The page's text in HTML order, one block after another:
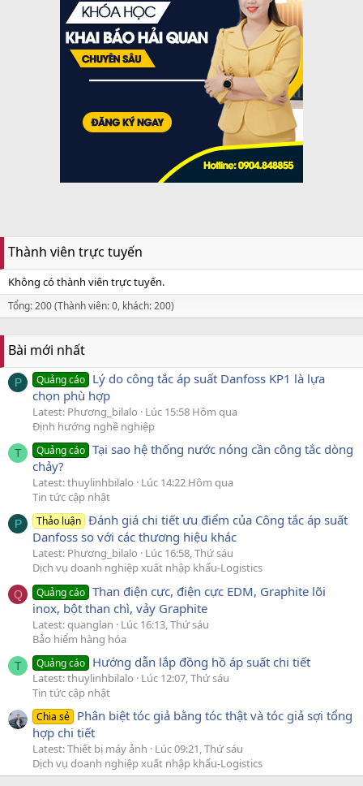
Thành viên trực tuyến
Không có thành viên trực tuyến.
Tổng: 200 (Thành viên: 0, khách: 200)
Bài mới nhất
P Quảng cáo Lý do công tắc áp suất Danfoss KP1 là lựa
chọn phù hợp
Latest: Phương_bilalo
Lúc 15:58 Hôm qua
Định hướng nghề nghiệp
T Quảng cáo Tại sao hệ thống nước nóng cần công tắc dòng
chảy?
Latest: thuylinhbilalo
Lúc 14:22 Hôm qua
Tin tức cập nhật
P Thảo luận Đánh giá chi tiết ưu điểm của Công tắc áp suất
Danfoss so với các thương hiệu khác
Latest: Phương_bilalo
Lúc 16:58, Thứ sáu
Dịch vụ doanh nghiệp xuất nhập khẩu-Logistics
Q Quảng cáo Than điện cực, điện cực EDM, Graphite lõi
inox, bột than chì, vảy Graphite
Latest: quanglan
Lúc 16:13, Thứ sáu
Bảo hiểm hàng hóa
T Quảng cáo Hướng dẫn lắp đồng hồ áp suất chi tiết
Latest: thuylinhbilalo
Lúc 12:07, Thứ sáu
Tin tức cập nhật
Chia sẻ Phân biệt tóc giả bằng tóc thật và tóc giả sợi tổng
hợp chi tiết
Latest: Thiết bị máy ảnh
Lúc 09:21, Thứ sáu
Dịch vụ doanh nghiệp xuất nhập khẩu-Logistics